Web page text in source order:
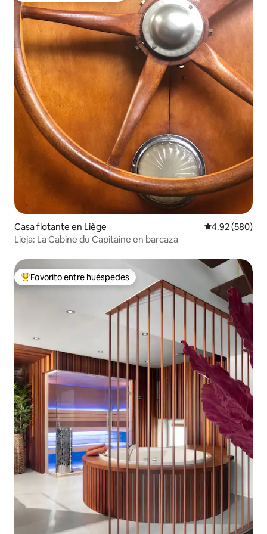
Casa flotante en Liège Calificación
4.92 (580)
Lieja: La Cabine du Capitaine en barcaza
De los mejores en Favorito entre huéspedes
Favorito entre huéspedes